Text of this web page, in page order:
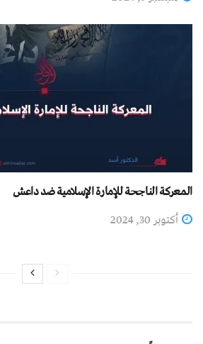
المعركة الناجحة للإمارة الإسلامية ضد داعش
أكتوبر 30, 2024